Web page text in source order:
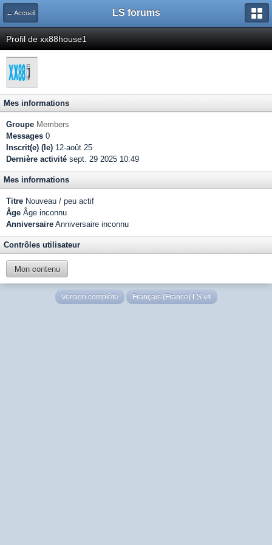
← Accueil LS forums
Profil de xx88house1
Mes informations
Groupe Members
Messages 0
Inscrit(e) (le) 12-août 25
Dernière activité sept. 29 2025 10:49
Mes informations
Titre Nouveau / peu actif
Âge Âge inconnu
Anniversaire Anniversaire inconnu
Contrôles utilisateur
Mon contenu
Version complète Français (France) LS v4